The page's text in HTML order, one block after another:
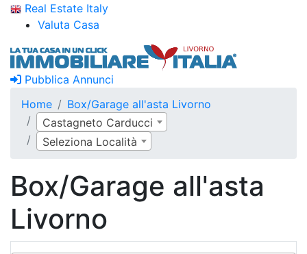
Real Estate Italy
Valuta Casa
Pubblica Annunci
Home
Box/Garage all'asta Livorno
Castagneto Carducci
Seleziona Località
Box/Garage all'asta
Livorno